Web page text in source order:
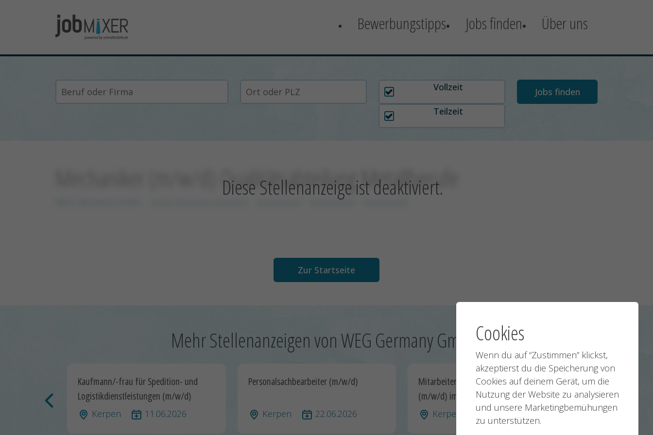
Bewerbungstipps Jobs finden Über uns
Arbeitszeit auswählen
Vollzeit
Teilzeit
Diese Stellenanzeige ist deaktiviert.
Mechaniker (m/w/d) Qualitätsabteilung Metallberufe
xxxxxxxxxx
Zur Startseite
Mehr Stellenanzeigen von WEG Germany GmbH:
Kaufmann/-frau für Spedition- und
Logistikdienstleistungen (m/w/d)
Kerpen 11.06.2026
Personalsachbearbeiter (m/w/d)
Kerpen 22.06.2026
Mitarbeiter Vertriebsinnendienst
(m/w/d) im Bereich Zoll & Export
Kerpen 25.06.2026
Ingenieur/
technischen
Kerpen
Cookies
Wenn du auf “Zustimmen” klickst,
akzeptierst du die Speicherung von
Cookies auf deinem Gerät, um die
Nutzung der Website zu analysieren
und unsere Marketingbemühungen
zu unterstützen.